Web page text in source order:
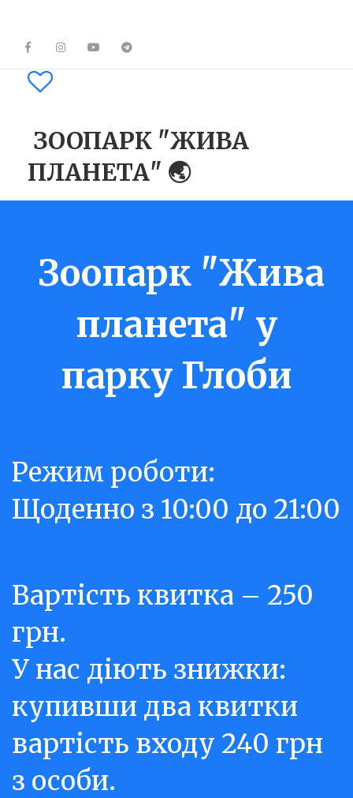
ЗООПАРК "ЖИВА
ПЛАНЕТА" 🌏
Зоопарк "Жива
планета" у
парку Глоби
Режим роботи:
Щоденно з 10:00 до 21:00
Вартість квитка – 250
грн.
У нас діють знижки:
купивши два квитки
вартість входу 240 грн
з особи.